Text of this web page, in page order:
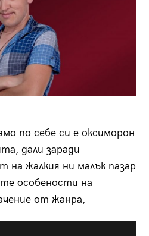
по себе си е оксиморон
дали заради
на жалкия ни малък пазар
особености на
от жанра,